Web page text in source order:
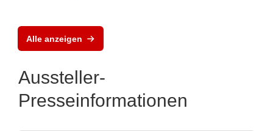
Alle anzeigen
Aussteller-
Presseinformationen